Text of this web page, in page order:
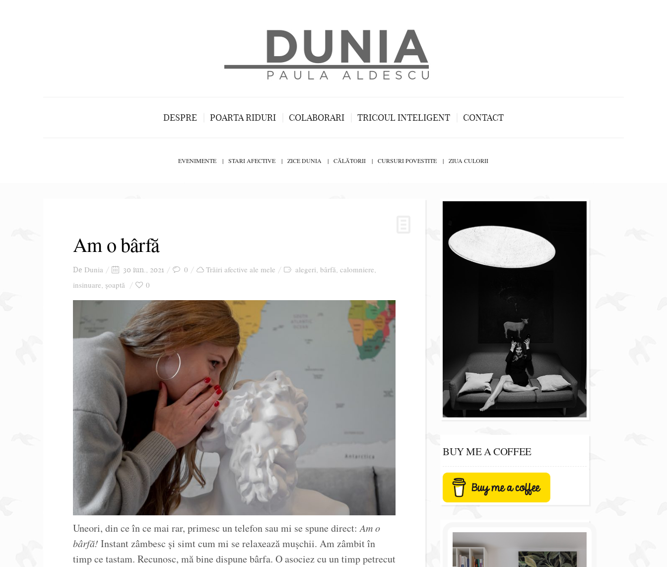
DESPRE POARTA RIDURI COLABORARI TRICOUL INTELIGENT CONTACT
EVENIMENTE STARI AFECTIVE ZICE DUNIA CĂLĂTORII CURSURI POVESTITE ZIUA CULORII
Am o bârfă
De Dunia 30 iun., 2021 0 Trăiri afective ale mele alegeri, bârfă, calomniere,
insinuare, șoaptă 0
Uneori, din ce în ce mai rar, primesc un telefon sau mi se spune direct: Am o
bârfă! Instant zâmbesc și simt cum mi se relaxează mușchii. Am zâmbit în
timp ce tastam. Recunosc, mă bine dispune bârfa. O asociez cu un timp petrecut
BUY ME A COFFEE